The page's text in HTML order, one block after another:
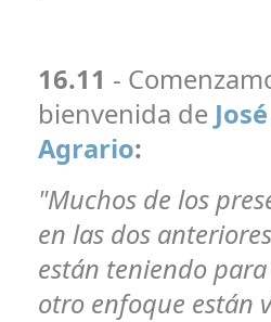
16.11 -
bienvenida de
Agrario:
"Muchos de los
en las dos
están teniendo
otro enfoque están